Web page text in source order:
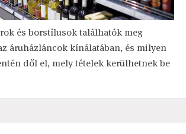
és borstílusok találhatók meg
áruházláncok kínálatában, és milyen
dől el, mely tételek kerülhetnek be